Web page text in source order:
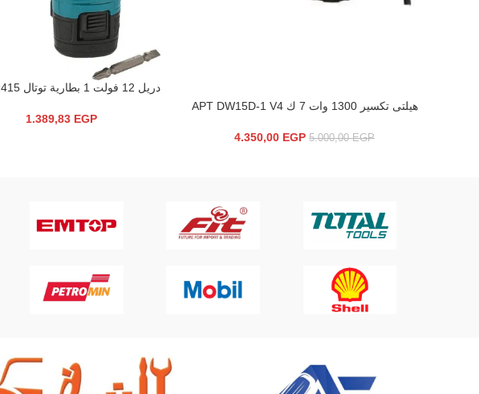
إضافة إلى السلة
هيلتى تكسير 1300 وات 7 ك APT DW15D-1 V4
5.000,00EGP
4.350,00 EGP
إضافة إلى السلة
دريل 12 فولت 1 بطارية توتال TDLI12415
1.389,83 EGP